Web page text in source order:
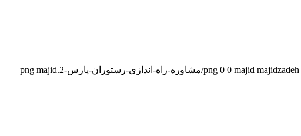
0 0 majid majidzadeh
majid